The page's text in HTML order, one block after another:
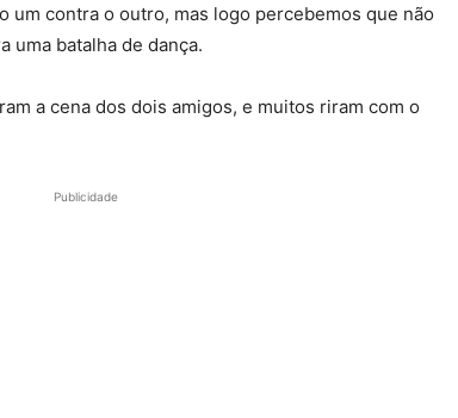
um contra o outro, mas logo percebemos que não
uma batalha de dança.
a cena dos dois amigos, e muitos riram com o
Publicidade